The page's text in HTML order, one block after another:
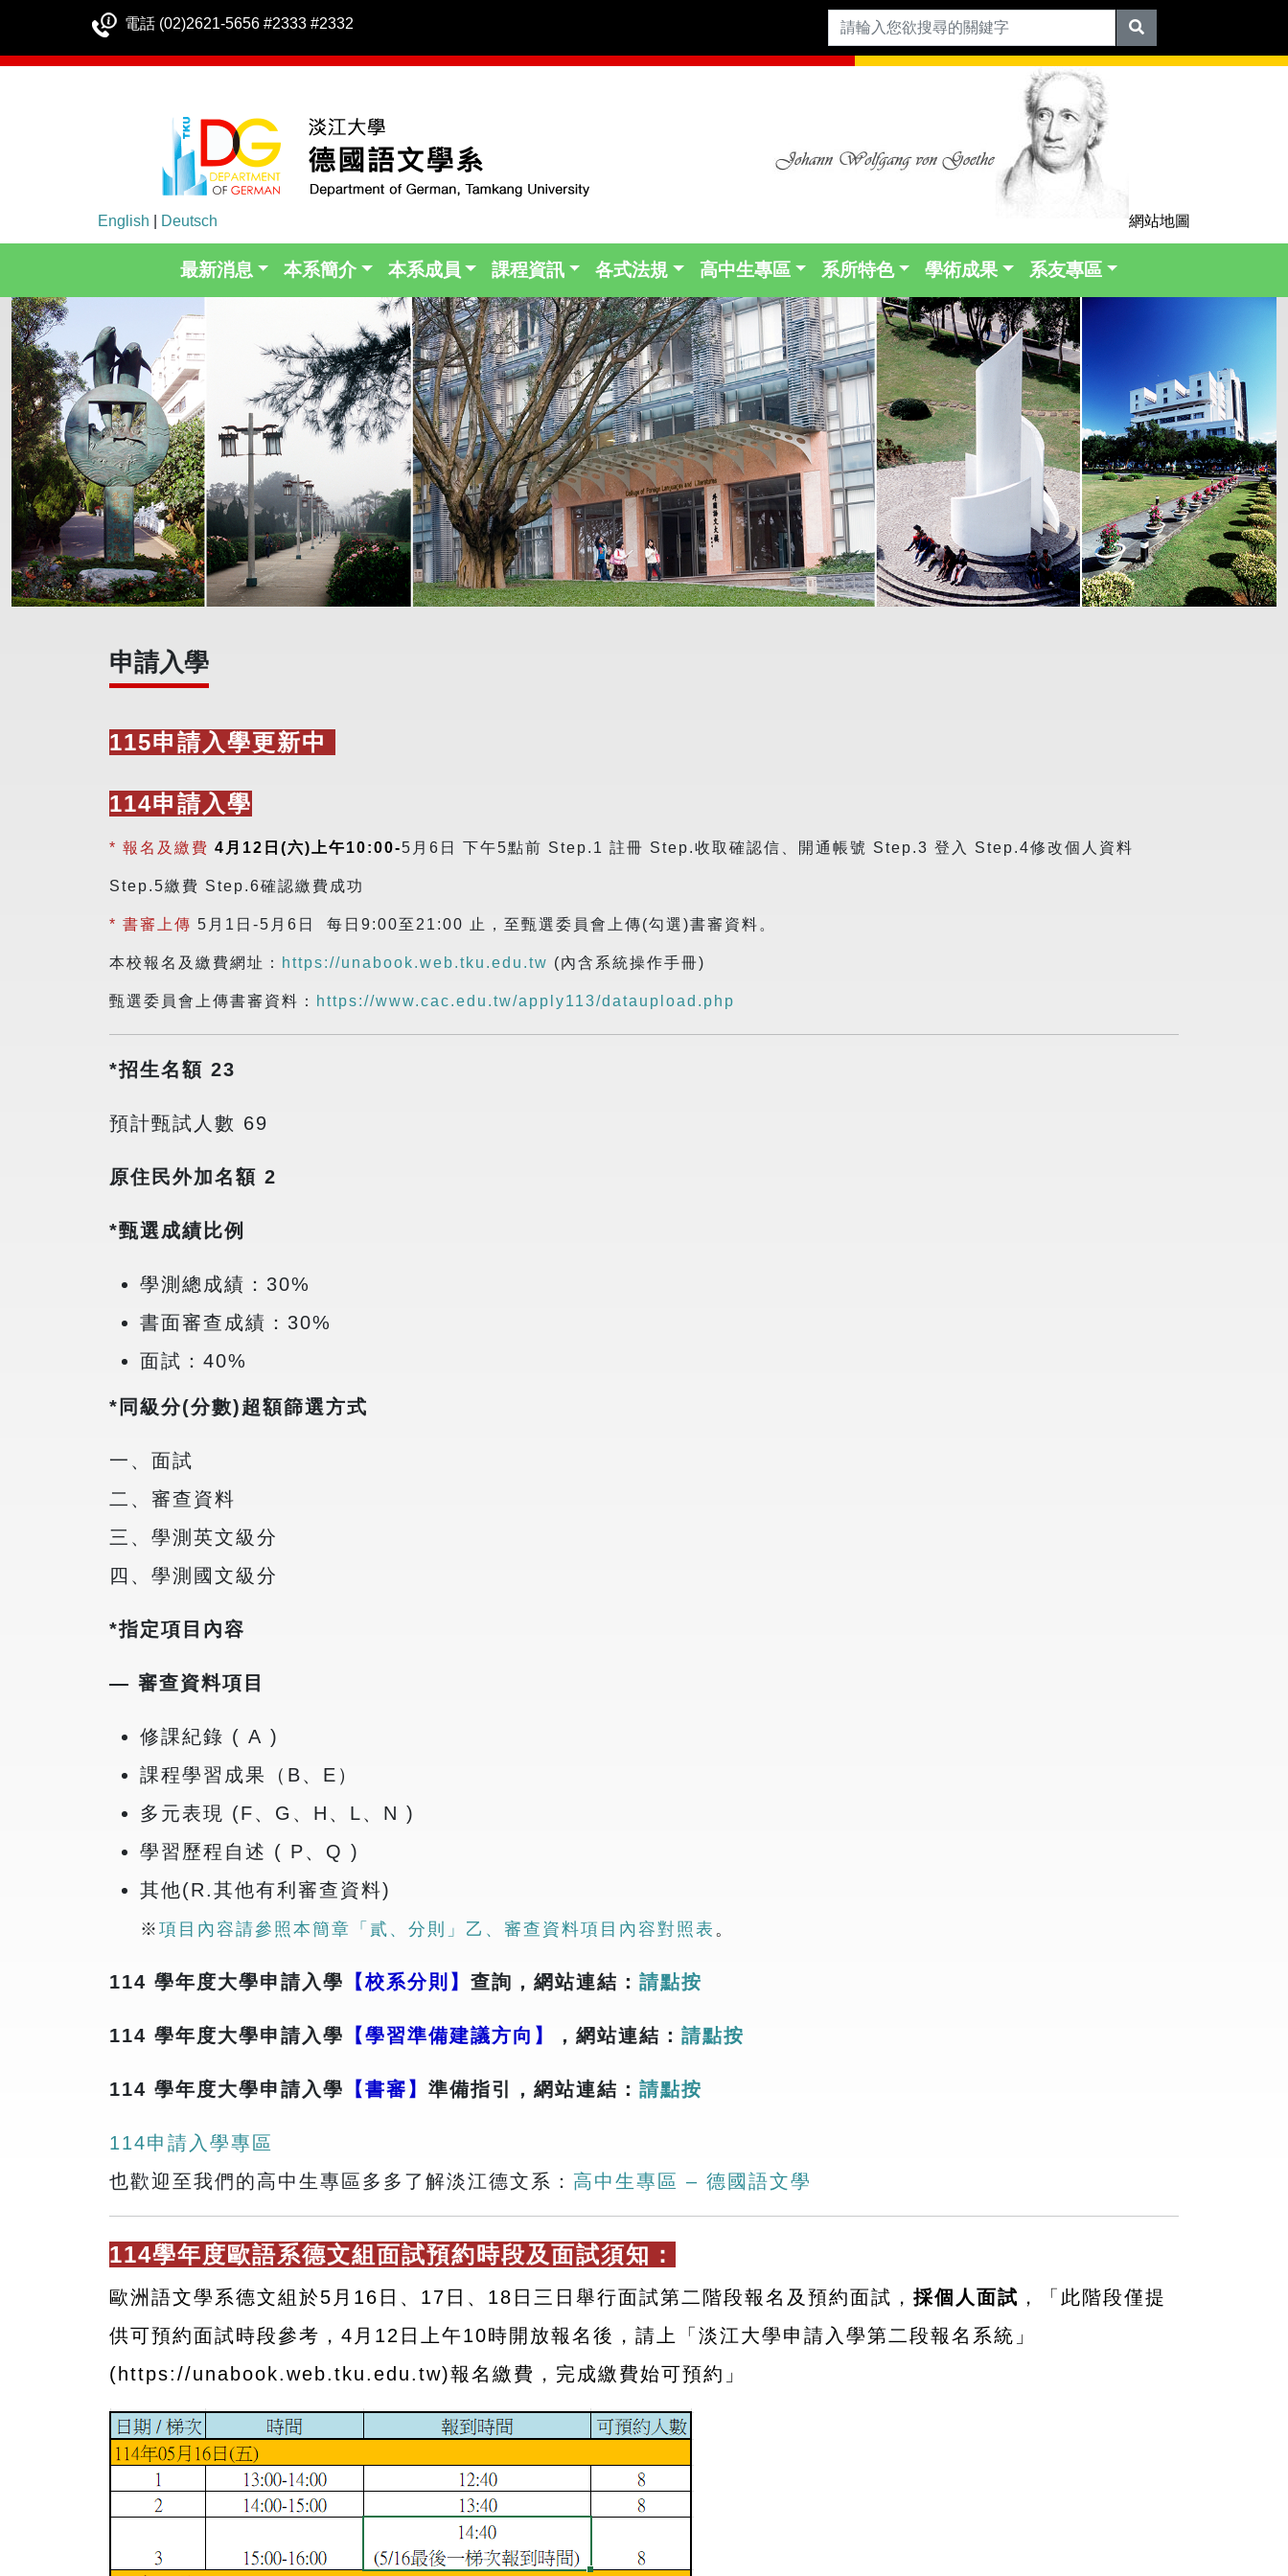
電話 (02)2621-5656 #2333 #2332
English Deutsch 網站地圖
最新消息 本系簡介 本系成員 課程資訊 各式法規 高中生專區 系所特色 學術成果 系友專區
申請入學
115申請入學更新中
114申請入學
* 報名及繳費 4月12日(六)上午10:00-5月6日 下午5點前 Step.1 註冊 Step.收取確認信、開通帳號 Step.3 登入 Step.4修改個人資料
Step.5繳費 Step.6確認繳費成功
* 書審上傳 5月1日-5月6日 每日9:00至21:00 止，至甄選委員會上傳(勾選)書審資料。
本校報名及繳費網址： https://unabook.web.tku.edu.tw (內含系統操作手冊)
甄選委員會上傳書審資料： https://www.cac.edu.tw/apply113/dataupload.php
*招生名額 23
預計甄試人數 69
原住民外加名額 2
*甄選成績比例
學測總成績：30%
書面審查成績：30%
面試：40%
*同級分(分數)超額篩選方式
一、面試
二、審查資料
三、學測英文級分
四、學測國文級分
*指定項目內容
— 審查資料項目
修課紀錄 ( A )
課程學習成果（B、E）
多元表現 (F、G、H、L、N )
學習歷程自述 ( P、Q )
其他(R.其他有利審查資料)
※ 項目內容請參照本簡章「貳、分則」乙、審查資料項目內容對照表 。
114 學年度大學申請入學 【校系分則】 查詢，網站連結： 請點按
114 學年度大學申請入學 【學習準備建議方向】 ，網站連結： 請點按
114 學年度大學申請入學 【書審】 準備指引，網站連結： 請點按
114申請入學專區
也歡迎至我們的高中生專區多多了解淡江德文系： 高中生專區 – 德國語文學
114學年度歐語系德文組面試預約時段及面試須知：
歐洲語文學系德文組於5月16日、17日、18日三日舉行面試第二階段報名及預約面試， 採個人面試 ，
「此階段僅提
供可預約面試時段參考， 4 月 12 日上午10時開放報名後，請上「淡江大學申請入學第二段報名系統」
( https://unabook.web.tku.edu.tw)報名繳費，完成繳費始可預約」